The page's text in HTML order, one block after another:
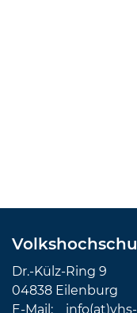
Dr.-Külz-Ring 9
04838 Eilenburg
E-Mail: